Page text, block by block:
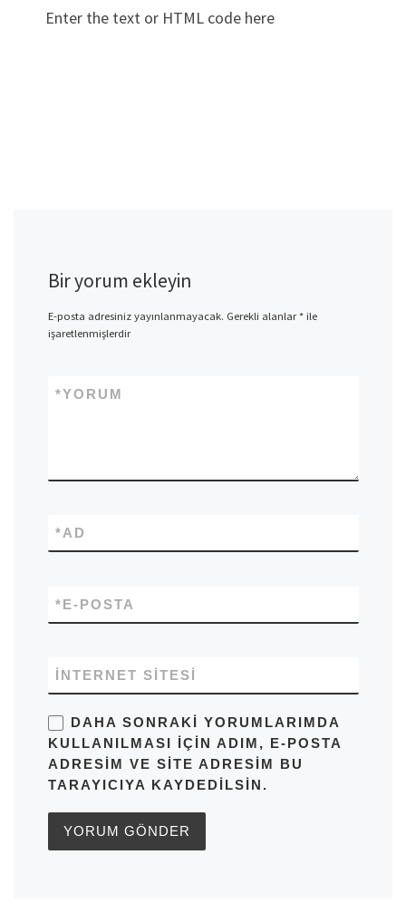
Enter the text or HTML code here
Bir yorum ekleyin
E-posta adresiniz yayınlanmayacak. Gerekli alanlar*ile
işaretlenmişlerdir
YORUM
*
AD
*
E-POSTA
*
İNTERNET SITESI
DAHA SONRAKI YORUMLARIMDA
KULLANILMASI IÇIN ADIM, E-POSTA
ADRESIM VE SITE ADRESIM BU
TARAYICIYA KAYDEDILSIN.